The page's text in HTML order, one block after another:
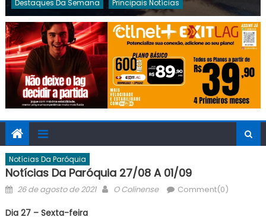
Destaques Da Semana Principais Notícias
Notícias Da Paróquia
Notícias Da Paróquia 27/08 A 01/09
Posted
26 de agosto de 2021 Author
O Colinense Comment(0)
Dia 27 – Sexta-feira